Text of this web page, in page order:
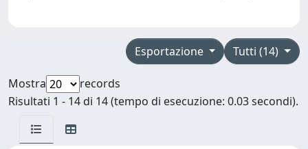
Tutti (14)
Esportazione
Mostra
records
Risultati 1 - 14 di 14 (tempo di esecuzione: 0.03 secondi).